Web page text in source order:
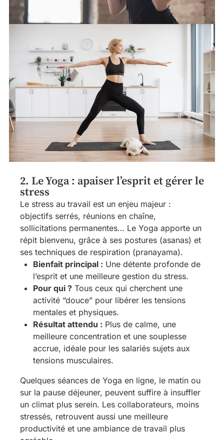
2. Le Yoga : apaiser l’esprit et gérer le
stress
Le stress au travail est un enjeu majeur :
objectifs serrés, réunions en chaîne,
sollicitations permanentes… Le Yoga apporte un
répit bienvenu, grâce à ses postures (asanas) et
ses techniques de respiration (pranayama).
Bienfait principal : Une détente profonde de
l’esprit et une meilleure gestion du stress.
Pour qui ? Tous ceux qui cherchent une
activité “douce” pour libérer les tensions
mentales et physiques.
Résultat attendu : Plus de calme, une
meilleure concentration et une souplesse
accrue, idéale pour les salariés sujets aux
tensions musculaires.
Quelques séances de Yoga en ligne, le matin ou
sur la pause déjeuner, peuvent suffire à insuffler
un climat plus serein. Les collaborateurs, moins
stressés, retrouvent aussi une meilleure
productivité et une ambiance de travail plus